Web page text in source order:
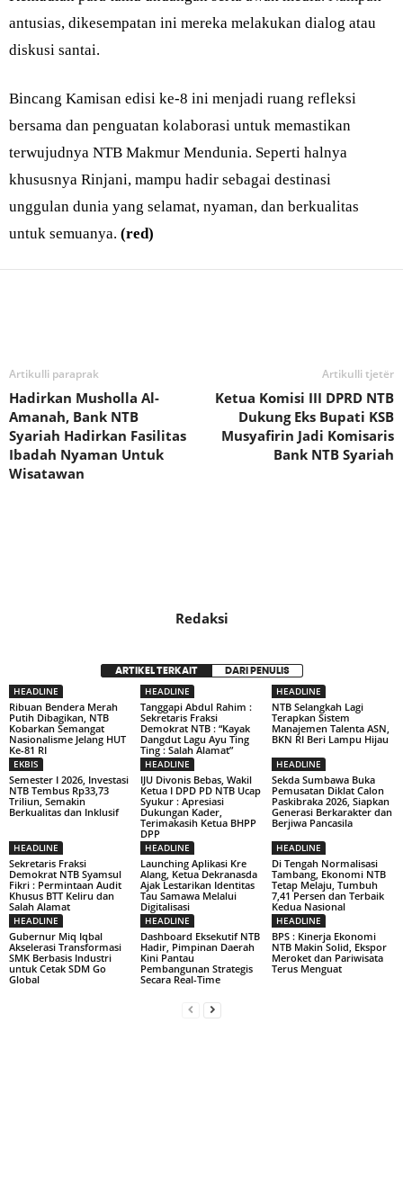
antusias, dikesempatan ini mereka melakukan dialog atau
diskusi santai.
Bincang Kamisan edisi ke-8 ini menjadi ruang refleksi
bersama dan penguatan kolaborasi untuk memastikan
terwujudnya NTB Makmur Mendunia. Seperti halnya
khususnya Rinjani, mampu hadir sebagai destinasi
unggulan dunia yang selamat, nyaman, dan berkualitas
untuk semuanya. (red)
Artikulli paraprak
Hadirkan Musholla Al-
Amanah, Bank NTB
Syariah Hadirkan Fasilitas
Ibadah Nyaman Untuk
Wisatawan
Artikulli tjetër
Ketua Komisi III DPRD NTB
Dukung Eks Bupati KSB
Musyafirin Jadi Komisaris
Bank NTB Syariah
Redaksi
ARTIKEL TERKAIT DARI PENULIS
HEADLINE
Ribuan Bendera Merah
Putih Dibagikan, NTB
Kobarkan Semangat
Nasionalisme Jelang HUT
Ke-81 RI
HEADLINE
Tanggapi Abdul Rahim :
Sekretaris Fraksi
Demokrat NTB : “Kayak
Dangdut Lagu Ayu Ting
Ting : Salah Alamat”
HEADLINE
NTB Selangkah Lagi
Terapkan Sistem
Manajemen Talenta ASN,
BKN RI Beri Lampu Hijau
EKBIS
Semester I 2026, Investasi
NTB Tembus Rp33,73
Triliun, Semakin
Berkualitas dan Inklusif
HEADLINE
IJU Divonis Bebas, Wakil
Ketua I DPD PD NTB Ucap
Syukur : Apresiasi
Dukungan Kader,
Terimakasih Ketua BHPP
DPP
HEADLINE
Sekda Sumbawa Buka
Pemusatan Diklat Calon
Paskibraka 2026, Siapkan
Generasi Berkarakter dan
Berjiwa Pancasila
HEADLINE
Sekretaris Fraksi
Demokrat NTB Syamsul
Fikri : Permintaan Audit
Khusus BTT Keliru dan
Salah Alamat
HEADLINE
Launching Aplikasi Kre
Alang, Ketua Dekranasda
Ajak Lestarikan Identitas
Tau Samawa Melalui
Digitalisasi
HEADLINE
Di Tengah Normalisasi
Tambang, Ekonomi NTB
Tetap Melaju, Tumbuh
7,41 Persen dan Terbaik
Kedua Nasional
HEADLINE
Gubernur Miq Iqbal
Akselerasi Transformasi
SMK Berbasis Industri
untuk Cetak SDM Go
Global
HEADLINE
Dashboard Eksekutif NTB
Hadir, Pimpinan Daerah
Kini Pantau
Pembangunan Strategis
Secara Real-Time
HEADLINE
BPS : Kinerja Ekonomi
NTB Makin Solid, Ekspor
Meroket dan Pariwisata
Terus Menguat